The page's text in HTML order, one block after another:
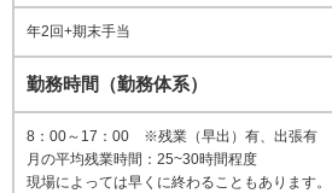
年2回+期末手当
勤務時間（勤務体系）
8：00～17：00 ※残業（早出）有、出張有
月の平均残業時間：25~30時間程度
現場によっては早くに終わることもあります。